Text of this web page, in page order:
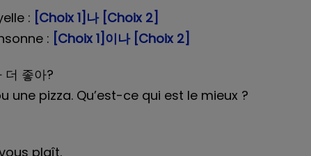
: [Choix 1]나 [Choix 2]
: [Choix 1]이나 [Choix 2]
더 좋아?
pizza. Qu’est-ce qui est le mieux ?
plaît.